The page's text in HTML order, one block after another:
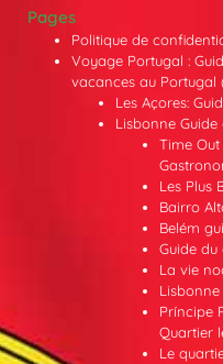
Pages
Politique de
Voyage Portugal :
vacances au Portugal
Les Açores:
Lisbonne
Time
Les Plus
Bairro
Belém
Guide
La vie
Príncipe
Quartier
Le